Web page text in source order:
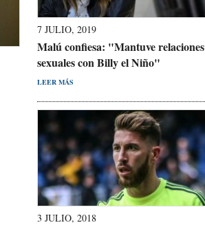
7 JULIO, 2019
Malú confiesa: "Mantuve relaciones
sexuales con Billy el Niño"
LEER MÁS
3 JULIO, 2018